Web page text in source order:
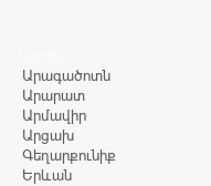
Արագածոտն
Արարատ
Արմավիր
Արցախ
Գեղարքունիք
Երևան